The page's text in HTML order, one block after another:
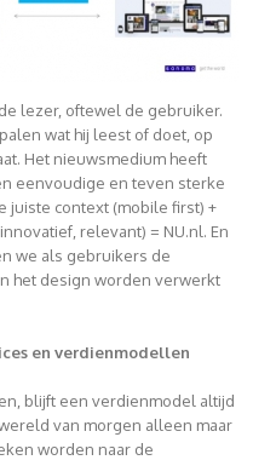
lezer, oftewel de gebruiker.
wat hij leest of doet, op
Het nieuwsmedium heeft
eenvoudige en teven sterke
juiste context (mobile first) +
relevant) = NU.nl. En
we als gebruikers de
het design worden verwerkt
en verdienmodellen
blijft een verdienmodel altijd
van morgen alleen maar
worden naar de